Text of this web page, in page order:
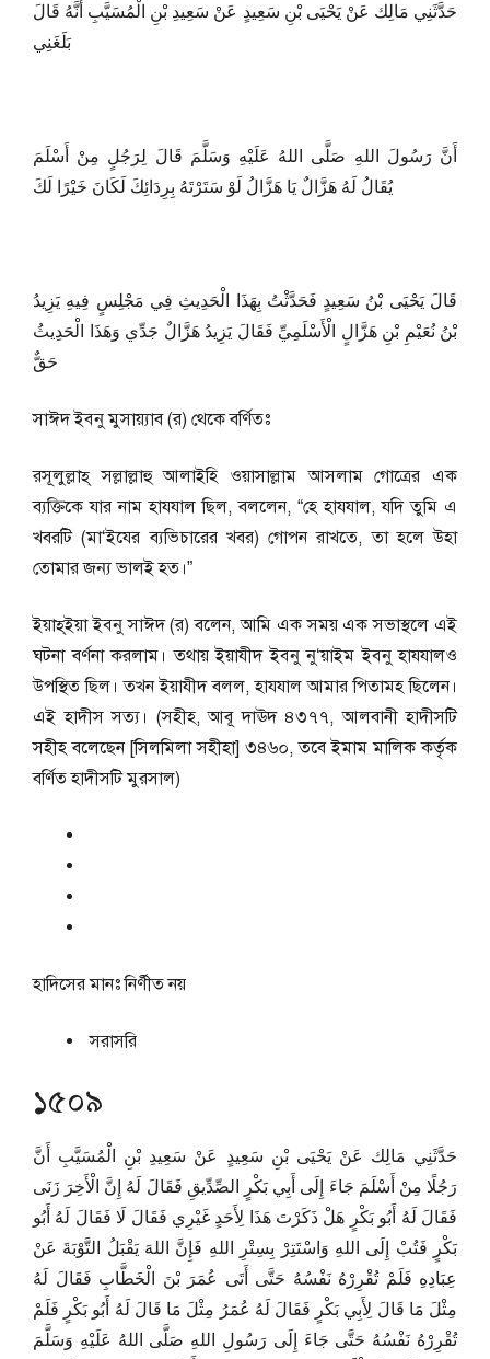
حَدَّثَنِي مَالِك عَنْ يَحْيَى بْنِ سَعِيدٍ عَنْ سَعِيدِ بْنِ الْمُسَيَّبِ أَنَّهُ قَالَ
بَلَغَنِي
أَنَّ رَسُولَ اللهِ صَلَّى اللهُ عَلَيْهِ وَسَلَّمَ قَالَ لِرَجُلٍ مِنْ أَسْلَمَ
يُقَالُ لَهُ هَزَّالٌ يَا هَزَّالُ لَوْ سَتَرْتَهُ بِرِدَائِكَ لَكَانَ خَيْرًا لَكَ
قَالَ يَحْيَى بْنُ سَعِيدٍ فَحَدَّثْتُ بِهَذَا الْحَدِيثِ فِي مَجْلِسٍ فِيهِ يَزِيدُ
بْنُ نُعَيْمِ بْنِ هَزَّالٍ الْأَسْلَمِيِّ فَقَالَ يَزِيدُ هَزَّالٌ جَدِّي وَهَذَا الْحَدِيثُ
حَقٌّ
সাঈদ ইব্নু মুসায়্যাব (র) থেকে বর্ণিতঃ
রসূলুল্লাহ্ সল্লাল্লাহু আলাইহি ওয়াসাল্লাম আসলাম গোত্রের এক
ব্যক্তিকে যার নাম হাযযাল ছিল, বললেন, “হে হাযযাল, যদি তুমি এ
খবরটি (মা‘ইযের ব্যভিচারের খবর) গোপন রাখতে, তা হলে উহা
তোমার জন্য ভালই হত।”
ইয়াহ্ইয়া ইব্নু সাঈদ (র) বলেন, আমি এক সময় এক সভাস্থলে এই
ঘটনা বর্ণনা করলাম। তথায় ইয়াযীদ ইব্নু নু‘য়াইম ইব্নু হাযযালও
উপস্থিত ছিল। তখন ইয়াযীদ বলল, হাযযাল আমার পিতামহ ছিলেন।
এই হাদীস সত্য। (সহীহ, আবূ দাঊদ ৪৩৭৭, আলবানী হাদীসটি
সহীহ বলেছেন [সিলমিলা সহীহা] ৩৪৬০, তবে ইমাম মালিক কর্তৃক
বর্ণিত হাদীসটি মুরসাল)
হাদিসের মানঃনির্ণীত নয়
সরাসরি
১৫০৯
حَدَّثَنِي مَالِك عَنْ يَحْيَى بْنِ سَعِيدٍ عَنْ سَعِيدِ بْنِ الْمُسَيَّبِ أَنَّ
رَجُلًا مِنْ أَسْلَمَ جَاءَ إِلَى أَبِي بَكْرٍ الصِّدِّيقِ فَقَالَ لَهُ إِنَّ الْأَخِرَ زَنَى
فَقَالَ لَهُ أَبُو بَكْرٍ هَلْ ذَكَرْتَ هَذَا لِأَحَدٍ غَيْرِي فَقَالَ لَا فَقَالَ لَهُ أَبُو
بَكْرٍ فَتُبْ إِلَى اللهِ وَاسْتَتِرْ بِسِتْرِ اللهِ فَإِنَّ اللهَ يَقْبَلُ التَّوْبَةَ عَنْ
عِبَادِهِ فَلَمْ تُقْرِرْهُ نَفْسُهُ حَتَّى أَتَى عُمَرَ بْنَ الْخَطَّابِ فَقَالَ لَهُ
مِثْلَ مَا قَالَ لِأَبِي بَكْرٍ فَقَالَ لَهُ عُمَرُ مِثْلَ مَا قَالَ لَهُ أَبُو بَكْرٍ فَلَمْ
تُقْرِرْهُ نَفْسُهُ حَتَّى جَاءَ إِلَى رَسُولِ اللهِ صَلَّى اللهُ عَلَيْهِ وَسَلَّمَ